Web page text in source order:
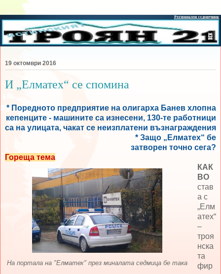
19 октомври 2016
И „Елматех“ се спомина
* Поредното предприятие на олигарха Банев хлопна
кепенците - машините са изнесени, 130-те работници
са на улицата, чакат се неизплатени възнаграждения
* Защо „Елматех“ бе
затворен точно сега?
Гореща тема
На портала на "Елматех" през миналата седмица бе така
КАК
ВО
став
а с
„Елм
атех“
–
троя
нска
та
фир